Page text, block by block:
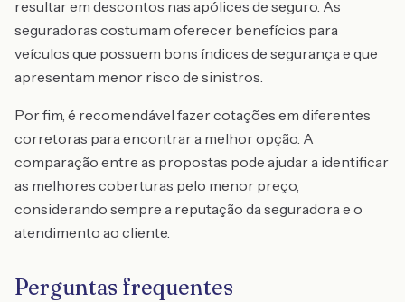
resultar em descontos nas apólices de seguro. As
seguradoras costumam oferecer benefícios para
veículos que possuem bons índices de segurança e que
apresentam menor risco de sinistros.
Por fim, é recomendável fazer cotações em diferentes
corretoras para encontrar a melhor opção. A
comparação entre as propostas pode ajudar a identificar
as melhores coberturas pelo menor preço,
considerando sempre a reputação da seguradora e o
atendimento ao cliente.
Perguntas frequentes